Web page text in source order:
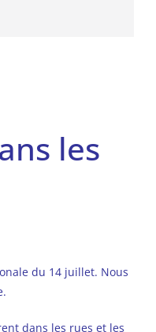
les
du 14 juillet. Nous
dans les rues et les